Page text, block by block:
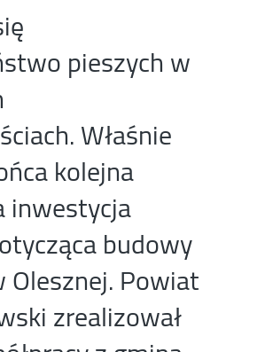
pieszych w
Właśnie
kolejna
budowy
Olesznej. Powiat
zrealizował